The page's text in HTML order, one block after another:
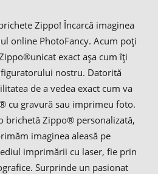
Zippo! Încarcă imaginea
online PhotoFancy. Acum poți
exact așa cum îți
nostru. Datorită
de a vedea exact cum va
cu gravură sau imprimeu foto.
brichetă Zippo® personalizată,
imaginea aleasă pe
imprimării cu laser, fie prin
Surprinde un pasionat